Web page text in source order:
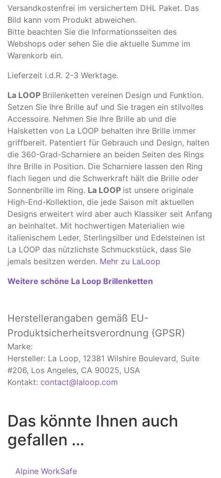
Versandkostenfrei im versichertem DHL Paket. Das
Bild kann vom Produkt abweichen.
​Bitte beachten Sie die Informationsseiten des
Webshops oder sehen Sie die aktuelle Summe im
Warenkorb ein.
Lieferzeit i.d.R. 2-3 Werktage.
La LOOP Brillenketten vereinen Design und Funktion.
Setzen Sie Ihre Brille auf und Sie tragen ein stilvolles
Accessoire. Nehmen Sie Ihre Brille ab und die
Halsketten von La LOOP behalten ihre Brille immer
griffbereit. Patentiert für Gebrauch und Design, halten
die 360-Grad-Scharniere an beiden Seiten des Rings
Ihre Brille in Position. Die Scharniere lassen den Ring
flach liegen und die Schwerkraft hält die Brille oder
Sonnenbrille im Ring. La LOOP ist unsere originale
High-End-Kollektion, die jede Saison mit aktuellen
Designs erweitert wird aber auch Klassiker seit Anfang
an beinhaltet. Mit hochwertigen Materialien wie
italienischem Leder, Sterlingsilber und Edelsteinen ist
La LOOP das nützlichste Schmuckstück, dass Sie
jemals besitzen werden. Mehr zu LaLoop
Weitere schöne La Loop Brillenketten
Herstellerangaben gemäß EU-
Produktsicherheitsverordnung (GPSR)
Marke:
Hersteller: La Loop, 12381 Wilshire Boulevard, Suite
#206, Los Angeles, CA 90025, USA
Kontakt: contact@laloop.com
Das könnte Ihnen auch
gefallen …
Alpine WorkSafe